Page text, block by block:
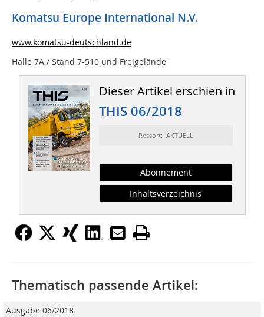
Komatsu Europe International N.V.
www.komatsu-deutschland.de
Halle 7A / Stand 7-510 und Freigelände
Dieser Artikel erschien in
THIS 06/2018
Ressort: AKTUELL
Abonnement
Inhaltsverzeichnis
Thematisch passende Artikel:
Ausgabe 06/2018